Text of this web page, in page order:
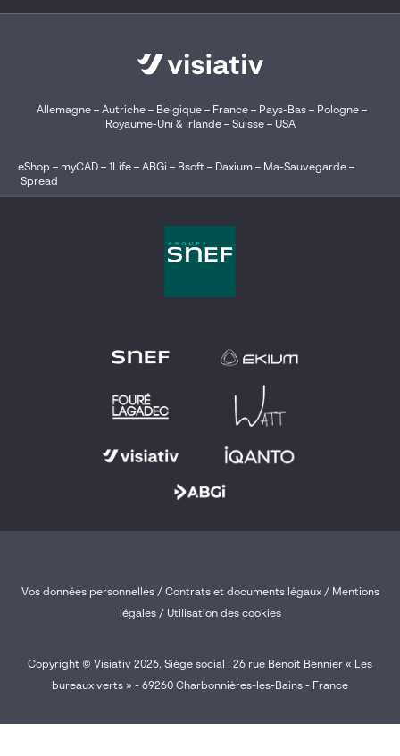
Allemagne– Autriche– Belgique – France– Pays-Bas– Pologne–
Royaume-Uni & Irlande– Suisse– USA
eShop – myCAD – 1Life – ABGi – Bsoft – Daxium – Ma-Sauvegarde –
Spread
Copyright © Visiativ 2026. Siège social : 26 rue Benoît Bennier « Les
bureaux verts » - 69260 Charbonnières-les-Bains - France
Vos données personnelles/ Contrats et documents légaux/ Mentions
légales / Utilisation des cookies